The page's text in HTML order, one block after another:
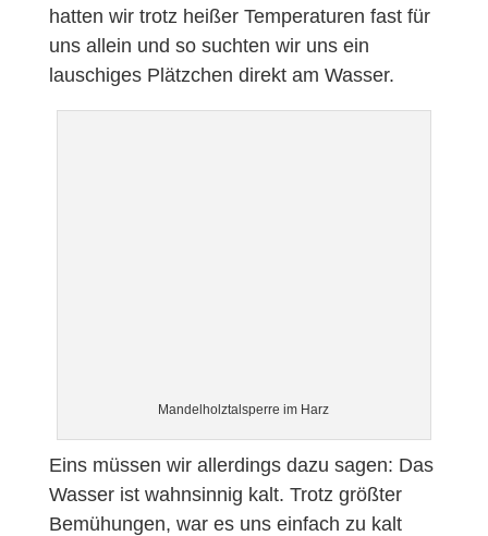
hatten wir trotz heißer Temperaturen fast für
uns allein und so suchten wir uns ein
lauschiges Plätzchen direkt am Wasser.
Mandelholztalsperre im Harz
Eins müssen wir allerdings dazu sagen: Das
Wasser ist wahnsinnig kalt. Trotz größter
Bemühungen, war es uns einfach zu kalt